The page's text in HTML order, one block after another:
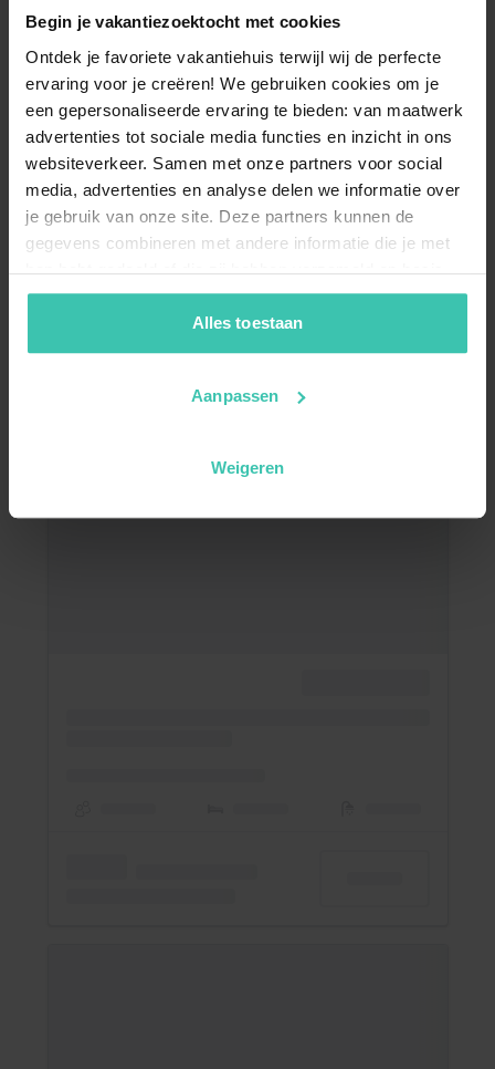
Begin je vakantiezoektocht met cookies
Ontdek je favoriete vakantiehuis terwijl wij de perfecte
ervaring voor je creëren! We gebruiken cookies om je
een gepersonaliseerde ervaring te bieden: van maatwerk
advertenties tot sociale media functies en inzicht in ons
websiteverkeer. Samen met onze partners voor social
media, advertenties en analyse delen we informatie over
je gebruik van onze site. Deze partners kunnen de
gegevens combineren met andere informatie die je met
hen hebt gedeeld of die zij hebben verzameld op basis
van je gebruik van hun diensten. Zo zorgen we ervoor dat
jouw vakantiezoektocht soepel en op maat verloopt!
Alles toestaan
Aanpassen
Weigeren